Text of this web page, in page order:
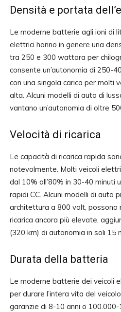
Densità e portata
Le moderne batterie agli ioni di
elettrici hanno in genere una
tra 250 e 300 wattora per
consente un’autonomia di 250-
con una singola carica per molti
alta. Alcuni modelli di auto di
vantano un’autonomia di oltre
Velocità di ricarica
Le capacità di ricarica rapida
notevolmente. Molti veicoli
dal 10% all’80% in 30-40 minuti
rapidi CC. Alcuni modelli di auto
architettura a 800 volt, possono
ricarica ancora più elevate,
(320 km) di autonomia in soli 15
Durata della batteria
Le moderne batterie dei veicoli
per durare l’intera vita del
garanzie di 8-10 anni o